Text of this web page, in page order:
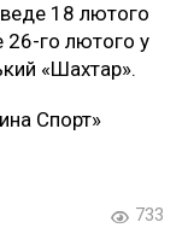
18 лютого
26-го лютого у
«Шахтар».
Спорт»
733